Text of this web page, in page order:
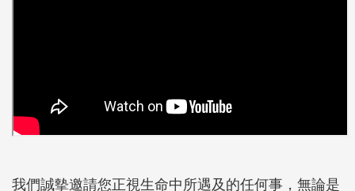
我們誠摰邀請您正視生命中所遇及的任何事，無論是